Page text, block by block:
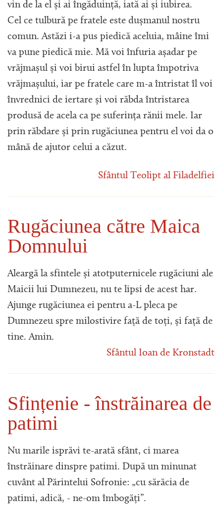
vin de la el și ai îngăduință, iată ai și iubirea.
Cel ce tulbură pe fratele este dușmanul nostru
comun. Astăzi i-a pus piedică aceluia, mâine îmi
va pune piedică mie. Mă voi înfuria așadar pe
vrăjmașul și voi birui astfel în lupta împotriva
vrăjmașului, iar pe fratele care m-a întristat îl voi
învrednici de iertare și voi răbda întristarea
produsă de acela ca pe suferința rănii mele. Iar
prin răbdare și prin rugăciunea pentru el voi da o
mână de ajutor celui a căzut.
Sfântul Teolipt al Filadelfiei
Rugăciunea către Maica
Domnului
Aleargă la sfintele și atotputernicele rugăciuni ale
Maicii lui Dumnezeu, nu te lipsi de acest har.
Ajunge rugăciunea ei pentru a-L pleca pe
Dumnezeu spre milostivire față de toți, și față de
tine. Amin.
Sfântul Ioan de Kronstadt
Sfințenie - înstrăinarea de
patimi
Nu marile isprăvi te-arată sfânt, ci marea
înstrăinare dinspre patimi. După un minunat
cuvânt al Părintelui Sofronie: „cu sărăcia de
patimi, adică, - ne-om îmbogăți”.